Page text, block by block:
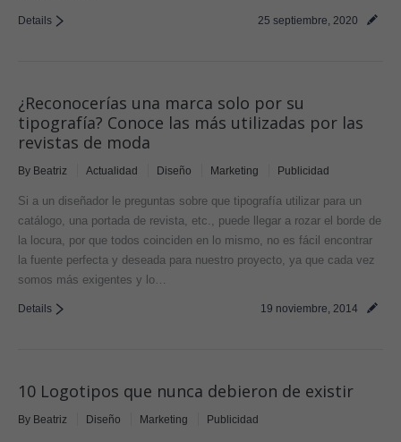
25 septiembre, 2020
Details
¿Reconocerías una marca solo por su
tipografía? Conoce las más utilizadas por las
revistas de moda
By Beatriz Actualidad Diseño Marketing Publicidad
Si a un diseñador le preguntas sobre que tipografía utilizar para un
catálogo, una portada de revista, etc., puede llegar a rozar el borde de
la locura, por que todos coinciden en lo mismo, no es fácil encontrar
la fuente perfecta y deseada para nuestro proyecto, ya que cada vez
somos más exigentes y lo…
19 noviembre, 2014
Details
10 Logotipos que nunca debieron de existir
By Beatriz Diseño Marketing Publicidad